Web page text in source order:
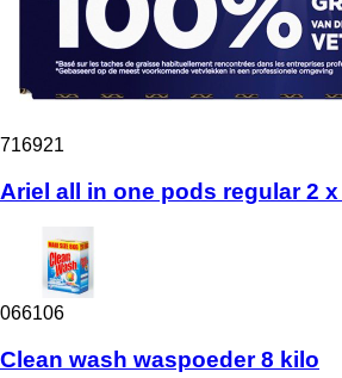
716921
Ariel all in one pods regular 2
066106
Clean wash waspoeder 8 kilo